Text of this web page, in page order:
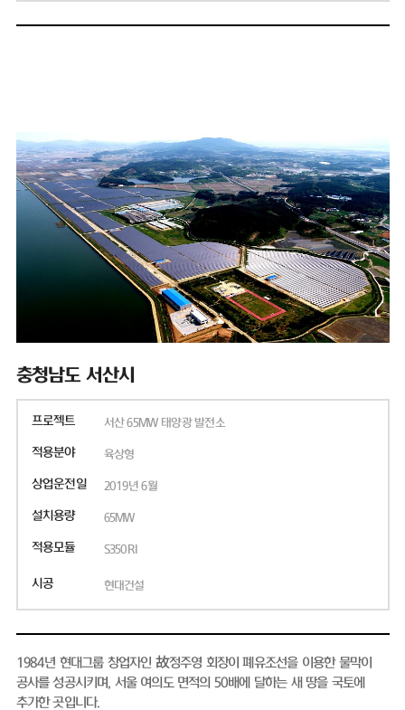
충청남도 서산시
프로젝트 서산 65MW 태양광 발전소
적용분야 육상형
상업운전일 2019년 6월
설치용량 65MW
적용모듈 S350RI
시공 현대건설
1984년 현대그룹 창업자인 故정주영 회장이 폐유조선을 이용한 물막이
공사를 성공시키며, 서울 여의도 면적의 50배에 달하는 새 땅을 국토에
추가한 곳입니다.